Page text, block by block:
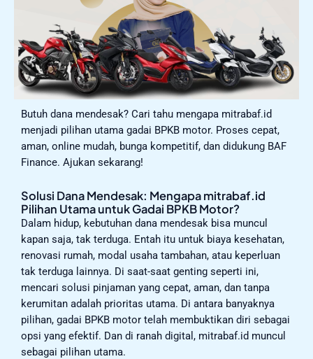
Butuh dana mendesak? Cari tahu mengapa mitrabaf.id
menjadi pilihan utama gadai BPKB motor. Proses cepat,
aman, online mudah, bunga kompetitif, dan didukung BAF
Finance. Ajukan sekarang!
Solusi Dana Mendesak: Mengapa mitrabaf.id
Pilihan Utama untuk Gadai BPKB Motor?
Dalam hidup, kebutuhan dana mendesak bisa muncul
kapan saja, tak terduga. Entah itu untuk biaya kesehatan,
renovasi rumah, modal usaha tambahan, atau keperluan
tak terduga lainnya. Di saat-saat genting seperti ini,
mencari solusi pinjaman yang cepat, aman, dan tanpa
kerumitan adalah prioritas utama. Di antara banyaknya
pilihan, gadai BPKB motor telah membuktikan diri sebagai
opsi yang efektif. Dan di ranah digital, mitrabaf.id muncul
sebagai pilihan utama.